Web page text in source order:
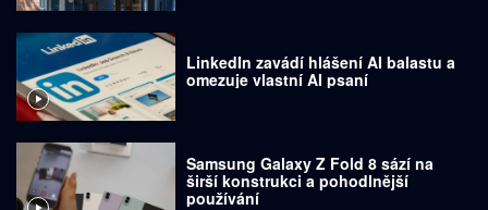
LinkedIn zavádí hlášení AI balastu a
omezuje vlastní AI psaní
Samsung Galaxy Z Fold 8 sází na
širší konstrukci a pohodlnější
používání